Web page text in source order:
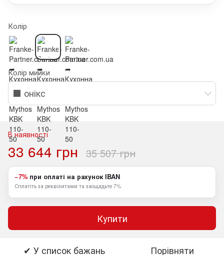
Колір
Колір мийки
⬛ онікс
В наявності
33 644 грн 35 507 грн
−7%при оплаті на рахунок IBAN
Сплатіть за реквізитами та заощадьте 7%
Купити
✔ У список бажань Порівняти